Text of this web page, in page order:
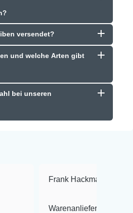
versendet?
und welche Arten gibt
bei unseren
Hackmayer ★★★★
Top und die